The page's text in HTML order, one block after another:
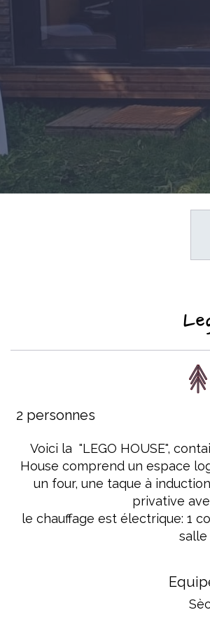
2 personnes
Voici la "LEGO HOUSE",
House comprend un espace
un four, une taque à
privative
le chauffage est électrique: 1
salle